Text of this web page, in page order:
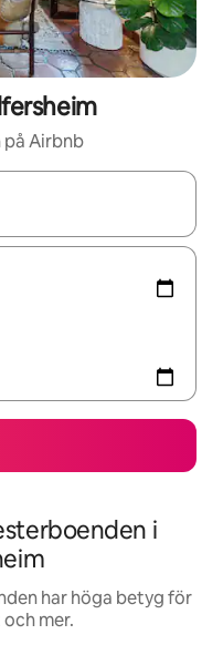
Airbnb
du navigera med upp- och
i
har höga betyg för
mer.